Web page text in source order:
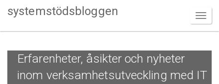
systemstödsbloggen
Erfarenheter, åsikter och nyheter
inom verksamhetsutveckling med IT